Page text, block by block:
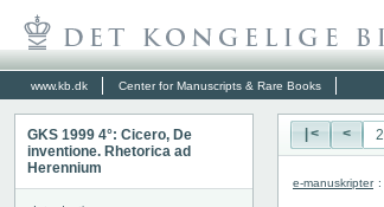
www.kb.dk Center for Manuscripts & Rare Books
GKS 1999 4°: Cicero, De
inventione. Rhetorica ad
Herennium
|< <
e-manuskripter :